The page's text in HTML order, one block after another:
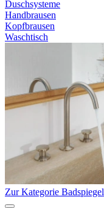
Duschsysteme
Handbrausen
Kopfbrausen
Waschtisch
Zur Kategorie Badspiegel